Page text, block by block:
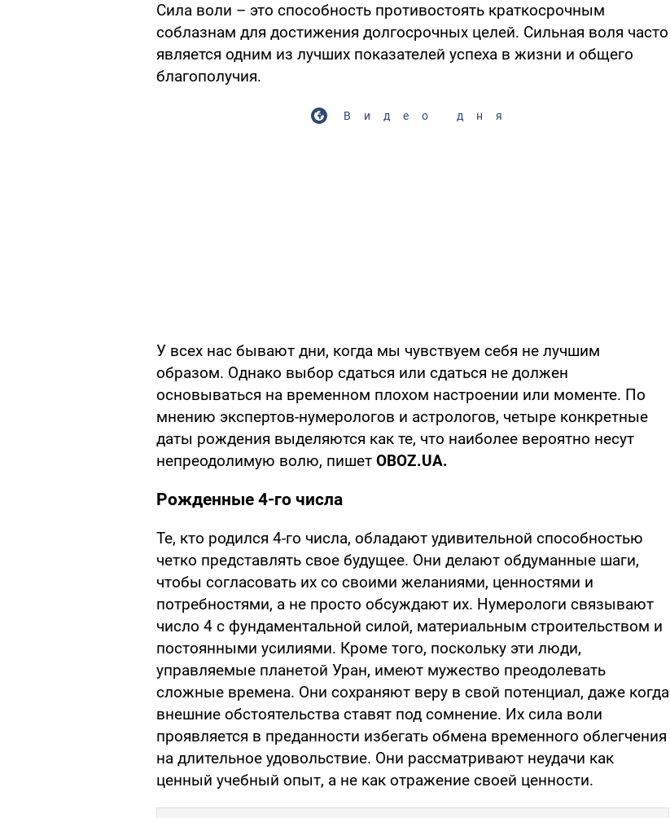
Сила воли – это способность противостоять краткосрочным
соблазнам для достижения долгосрочных целей. Сильная воля часто
является одним из лучших показателей успеха в жизни и общего
благополучия.
Видео дня
У всех нас бывают дни, когда мы чувствуем себя не лучшим
образом. Однако выбор сдаться или сдаться не должен
основываться на временном плохом настроении или моменте. По
мнению экспертов-нумерологов и астрологов, четыре конкретные
даты рождения выделяются как те, что наиболее вероятно несут
непреодолимую волю, пишет OBOZ.UA.
Рожденные 4-го числа
Те, кто родился 4-го числа, обладают удивительной способностью
четко представлять свое будущее. Они делают обдуманные шаги,
чтобы согласовать их со своими желаниями, ценностями и
потребностями, а не просто обсуждают их. Нумерологи связывают
число 4 с фундаментальной силой, материальным строительством и
постоянными усилиями. Кроме того, поскольку эти люди,
управляемые планетой Уран, имеют мужество преодолевать
сложные времена. Они сохраняют веру в свой потенциал, даже когда
внешние обстоятельства ставят под сомнение. Их сила воли
проявляется в преданности избегать обмена временного облегчения
на длительное удовольствие. Они рассматривают неудачи как
ценный учебный опыт, а не как отражение своей ценности.